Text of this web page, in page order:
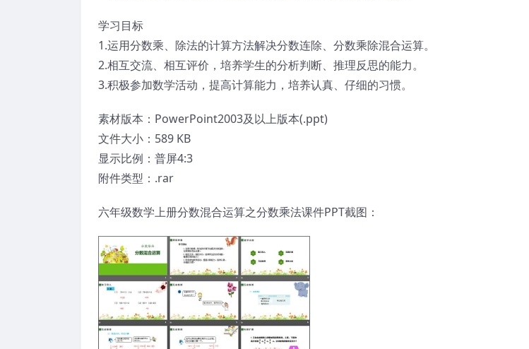
学习目标
1.运用分数乘、除法的计算方法解决分数连除、分数乘除混合运算。
2.相互交流、相互评价，培养学生的分析判断、推理反思的能力。
3.积极参加数学活动，提高计算能力，培养认真、仔细的习惯。
素材版本：PowerPoint2003及以上版本(.ppt)
文件大小：589 KB
显示比例：普屏4:3
附件类型：.rar
六年级数学上册分数混合运算之分数乘法课件PPT截图：